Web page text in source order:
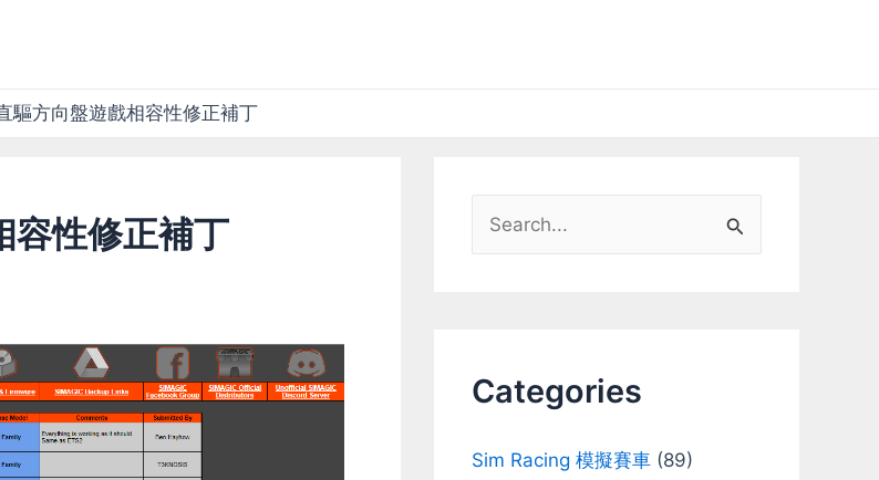
驅方向盤遊戲相容性修正補丁
容性修正補丁
e
h
Categories
Sim Racing 模擬賽車 (89)